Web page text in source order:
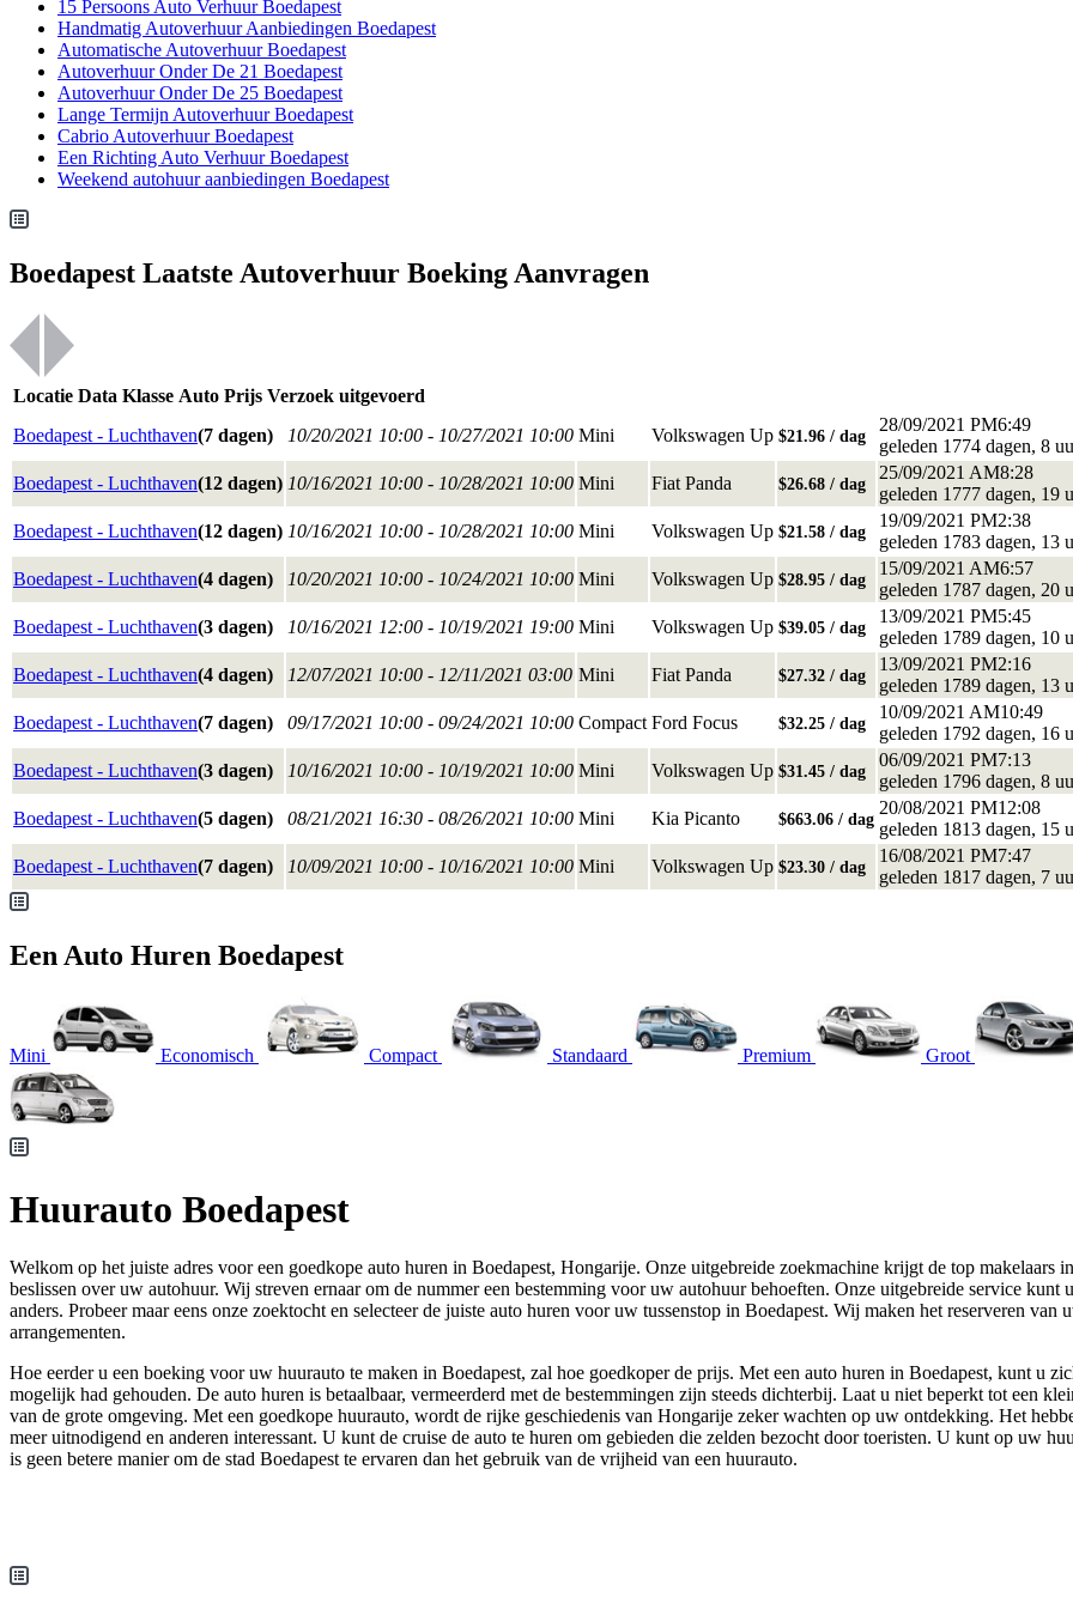
15 Persoons Auto Verhuur Boedapest
Handmatig Autoverhuur Aanbiedingen Boedapest
Automatische Autoverhuur Boedapest
Autoverhuur Onder De 21 Boedapest
Autoverhuur Onder De 25 Boedapest
Lange Termijn Autoverhuur Boedapest
Cabrio Autoverhuur Boedapest
Een Richting Auto Verhuur Boedapest
Weekend autohuur aanbiedingen Boedapest
Boedapest Laatste Autoverhuur Boeking Aanvragen
Locatie Data Klasse Auto Prijs Verzoek uitgevoerd
Boedapest - Luchthaven(7 dagen) 10/20/2021 10:00 - 10/27/2021 10:00 Mini Volkswagen Up $21.96 / dag
28/09/2021 PM6:49
geleden 1774 dagen, 8
Boedapest - Luchthaven(12 dagen) 10/16/2021 10:00 - 10/28/2021 10:00 Mini Fiat Panda $26.68 / dag
25/09/2021 AM8:28
geleden 1777 dagen, 19
Boedapest - Luchthaven(12 dagen) 10/16/2021 10:00 - 10/28/2021 10:00 Mini Volkswagen Up $21.58 / dag
19/09/2021 PM2:38
geleden 1783 dagen, 13
Boedapest - Luchthaven(4 dagen) 10/20/2021 10:00 - 10/24/2021 10:00 Mini Volkswagen Up $28.95 / dag
15/09/2021 AM6:57
geleden 1787 dagen, 20
Boedapest - Luchthaven(3 dagen) 10/16/2021 12:00 - 10/19/2021 19:00 Mini Volkswagen Up $39.05 / dag
13/09/2021 PM5:45
geleden 1789 dagen, 10
Boedapest - Luchthaven(4 dagen) 12/07/2021 10:00 - 12/11/2021 03:00 Mini Fiat Panda $27.32 / dag
13/09/2021 PM2:16
geleden 1789 dagen, 13
Boedapest - Luchthaven(7 dagen) 09/17/2021 10:00 - 09/24/2021 10:00 Compact Ford Focus $32.25 / dag
10/09/2021 AM10:49
geleden 1792 dagen, 16
Boedapest - Luchthaven(3 dagen) 10/16/2021 10:00 - 10/19/2021 10:00 Mini Volkswagen Up $31.45 / dag
06/09/2021 PM7:13
geleden 1796 dagen, 8
Boedapest - Luchthaven(5 dagen) 08/21/2021 16:30 - 08/26/2021 10:00 Mini Kia Picanto $663.06 / dag
20/08/2021 PM12:08
geleden 1813 dagen, 15
Boedapest - Luchthaven(7 dagen) 10/09/2021 10:00 - 10/16/2021 10:00 Mini Volkswagen Up $23.30 / dag
16/08/2021 PM7:47
geleden 1817 dagen, 7
Een Auto Huren Boedapest
Mini Economisch Compact Standaard Premium Groot
Huurauto Boedapest
Welkom op het juiste adres voor een goedkope auto huren in Boedapest, Hongarije. Onze uitgebreide zoekmachine krijgt de top
beslissen over uw autohuur. Wij streven ernaar om de nummer een bestemming voor uw autohuur behoeften. Onze uitgebreide service
anders. Probeer maar eens onze zoektocht en selecteer de juiste auto huren voor uw tussenstop in Boedapest. Wij maken het reserveren
arrangementen.
Hoe eerder u een boeking voor uw huurauto te maken in Boedapest, zal hoe goedkoper de prijs. Met een auto huren in Boedapest, kunt u
mogelijk had gehouden. De auto huren is betaalbaar, vermeerderd met de bestemmingen zijn steeds dichterbij. Laat u niet beperkt tot een
van de grote omgeving. Met een goedkope huurauto, wordt de rijke geschiedenis van Hongarije zeker wachten op uw ontdekking. Het
meer uitnodigend en anderen interessant. U kunt de cruise de auto te huren om gebieden die zelden bezocht door toeristen. U kunt op uw
is geen betere manier om de stad Boedapest te ervaren dan het gebruik van de vrijheid van een huurauto.